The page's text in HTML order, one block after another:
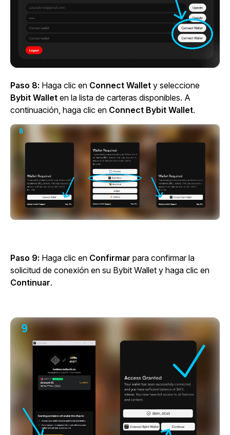
Paso 8: Haga clic en Connect Wallet y seleccione
Bybit Wallet en la lista de carteras disponibles. A
continuación, haga clic en Connect Bybit Wallet.
Paso 9: Haga clic en Confirmar para confirmar la
solicitud de conexión en su Bybit Wallet y haga clic en
Continuar.